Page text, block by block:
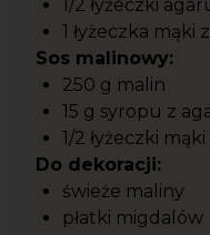
1/2 łyżeczki
1 łyżeczka mąki
Sos malinowy:
250 g malin
15 g syropu z
1/2 łyżeczki
Do dekoracji:
świeże maliny
płatki migdalów